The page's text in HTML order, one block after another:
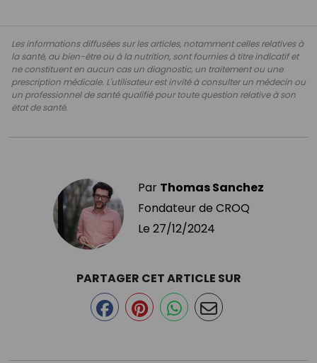
Les informations diffusées sur les articles, notamment celles relatives à
la santé, au bien-être ou à la nutrition, sont fournies à titre indicatif et
ne constituent en aucun cas un diagnostic, un traitement ou une
prescription médicale. L'utilisateur est invité à consulter un médecin ou
un professionnel de santé qualifié pour toute question relative à son
état de santé.
Par Thomas Sanchez
Fondateur de CROQ
Le 27/12/2024
PARTAGER CET ARTICLE SUR